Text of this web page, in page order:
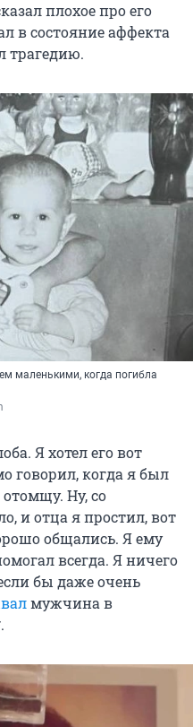
плохое про его
в состояние аффекта
трагедию.
маленькими, когда погибла
Я хотел его вот
говорил, когда я был
Ну, со
и отца я простил, вот
общались. Я ему
всегда. Я ничего
бы даже очень
мужчина в